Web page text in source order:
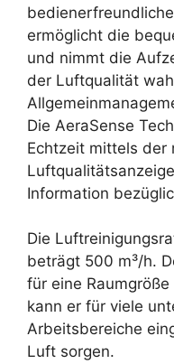
ermöglicht die
und nimmt die
der Luftqualität
Die AeraSense
Echtzeit mittels der
Information
Die
beträgt 500 m³/h.
für eine
kann er für viele
Arbeitsbereiche
Luft sorgen.